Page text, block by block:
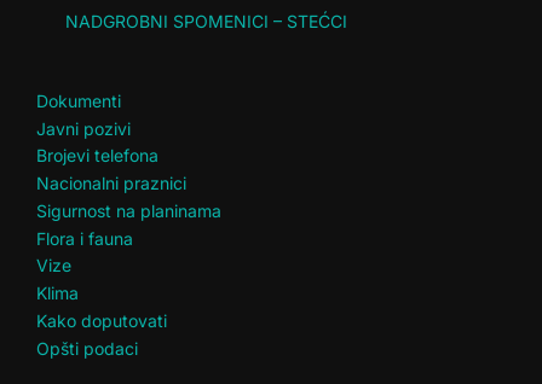
NADGROBNI SPOMENICI – STEĆCI
Dokumenti
Javni pozivi
Brojevi telefona
Nacionalni praznici
Sigurnost na planinama
Flora i fauna
Vize
Klima
Kako doputovati
Opšti podaci